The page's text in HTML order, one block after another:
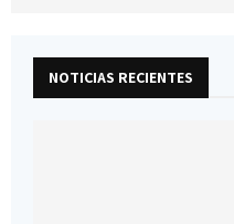
NOTICIAS RECIENTES